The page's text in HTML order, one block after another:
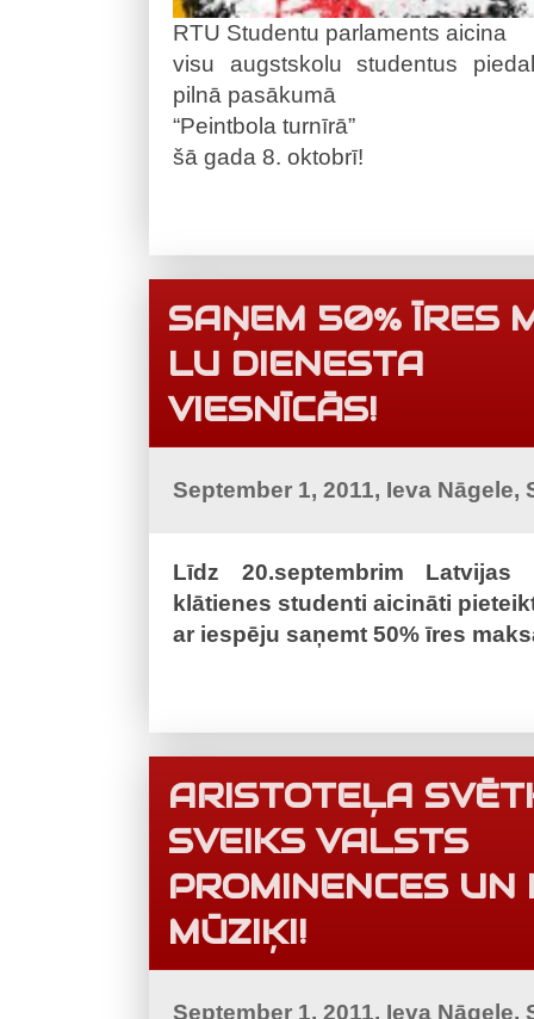
RTU Studentu parlaments aicina
visu augstskolu studentus
pilnā pasākumā
“Peintbola turnīrā”
šā gada 8. oktobrī!
SAŅEM 50% ĪRES
LU DIENESTA
VIESNĪCĀS!
September 1, 2011, Ieva Nāgele,
Līdz 20.septembrim
klātienes studenti aicināti
ar iespēju saņemt 50% īres
ARISTOTEĻA
SVEIKS VALSTS
PROMINENCES UN
MŪZIĶI!
September 1, 2011, Ieva Nāgele,